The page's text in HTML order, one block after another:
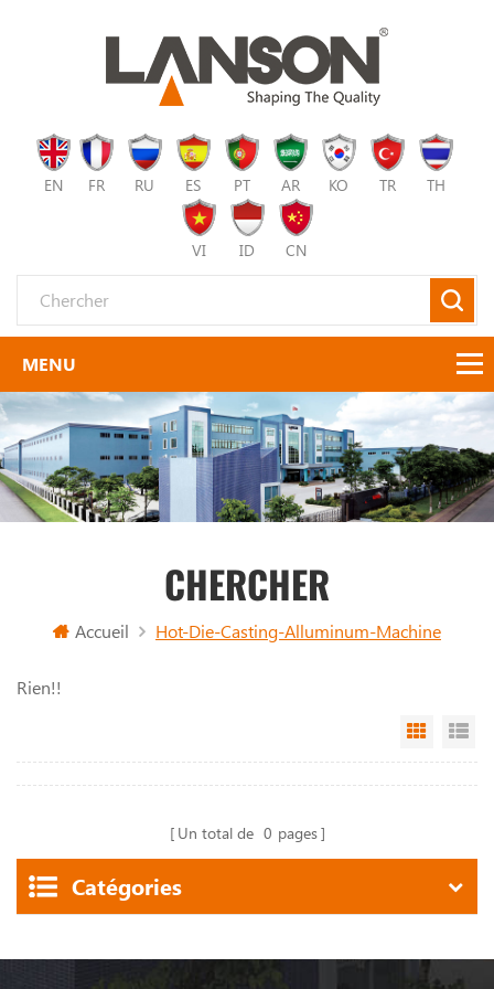
EN FR RU ES PT AR KO TR TH
VI ID CN
CHERCHER
Accueil Hot-Die-Casting-Alluminum-Machine
Rien!!
Grid
Un total de 0 pages
Catégories